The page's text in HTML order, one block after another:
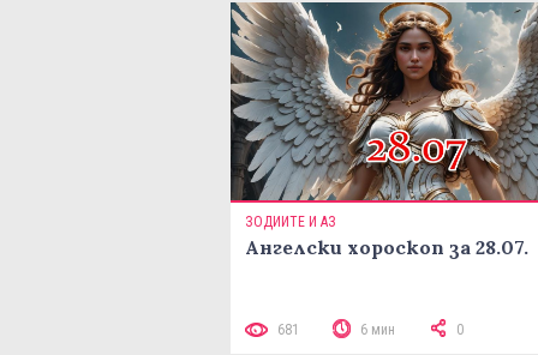
ЗОДИИТЕ И АЗ
Ангелски хороскоп за 28.07.
681 6 мин 0